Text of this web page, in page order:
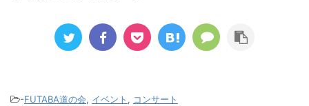
-FUTABA道の会, イベント , コンサート